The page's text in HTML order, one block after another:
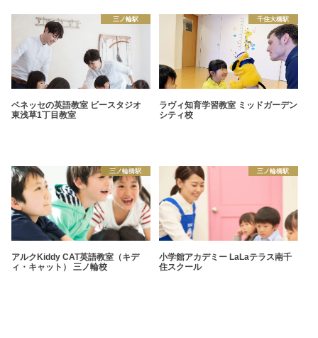
三ノ輪駅
ベネッセの英語教室 ビースタジオ
東浅草1丁目教室
千住大橋駅
ラヴィ知育学習教室 ミッドガーデン
シティ校
三ノ輪橋駅
アルクKiddy CAT英語教室（キデ
ィ・キャット） 三ノ輪校
三ノ輪橋駅
小学館アカデミー LaLaテラス南千
住スクール